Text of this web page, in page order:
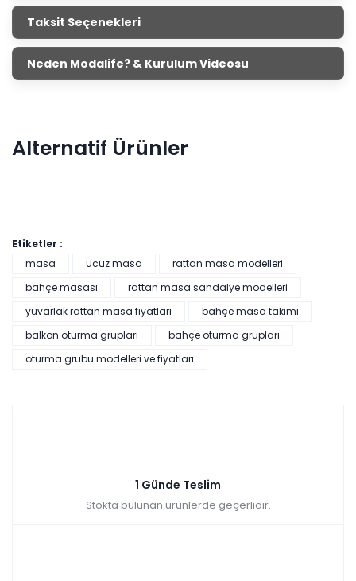
Taksit Seçenekleri
Neden Modalife? & Kurulum Videosu
Alternatif Ürünler
Lara Bahçe-Balkon Köşe Takımı
Renkler yükleniyor…
Etiketler :
masa
ucuz masa
rattan masa modelleri
bahçe masası
rattan masa sandalye modelleri
yuvarlak rattan masa fiyatları
bahçe masa takımı
balkon oturma grupları
bahçe oturma grupları
oturma grubu modelleri ve fiyatları
1 Günde Teslim
Stokta bulunan ürünlerde geçerlidir.